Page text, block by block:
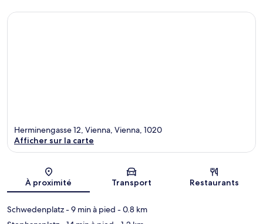
Carte
Herminengasse 12, Vienna, Vienna, 1020
Afficher sur la carte
À proximité Transport Restaurants
Schwedenplatz- 9 min à pied - 0.8 km